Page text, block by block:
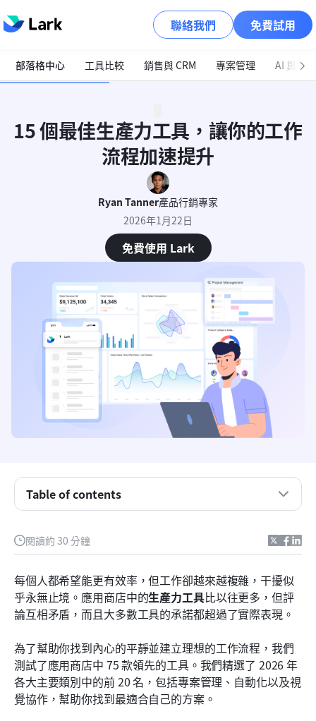
聯絡我們 免費試用
部落格中心 工具比較 銷售與 CRM 專案管理 AI 與自
15 個最佳生產力工具，讓你的工作
流程加速提升
Ryan Tanner產品行銷專家
2026年1月22日
免費使用 Lark
閱讀約 30 分鐘
每個人都希望能更有效率，但工作卻越來越複雜，干擾似
乎永無止境。應用商店中的生產力工具比以往更多，但評
論互相矛盾，而且大多數工具的承諾都超過了實際表現。
為了幫助你找到內心的平靜並建立理想的工作流程，我們
測試了應用商店中 75 款領先的工具。我們精選了 2026 年
各大主要類別中的前 20 名，包括專案管理、自動化以及視
覺協作，幫助你找到最適合自己的方案。
Table of contents
什麼是生產力工具？
我們在評論中選擇並評估軟體的方式
為什麼生產力工具對現代團隊至關重要
如何選擇適合您團隊的生產力工具
最後的想法
常見問題